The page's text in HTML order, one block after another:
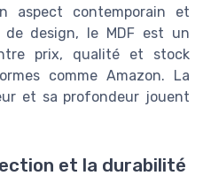
aspect contemporain et
de design, le MDF est un
prix, qualité et stock
comme Amazon. La
et sa profondeur jouent
et la durabilité